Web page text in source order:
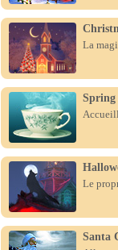
La
Le
Santa